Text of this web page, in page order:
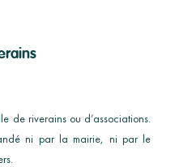
de riverains ou d’associations.
ni par la mairie, ni par le